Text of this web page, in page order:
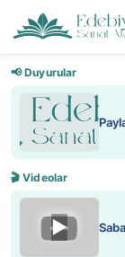
📢 Duyurular
🎬 Videolar
▶